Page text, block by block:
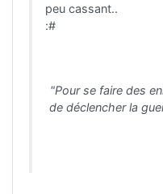
peu cassant..
:#
"Pour se faire des
de déclencher la